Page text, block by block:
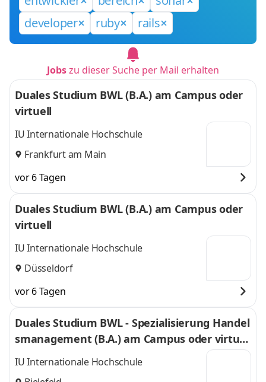
developer
ruby rails
Jobszu dieser Suche per Mail erhalten
Duales Studium BWL (B.A.) am Campus oder
virtuell
IU Internationale Hochschule
Frankfurt am Main
vor 6 Tagen
Duales Studium BWL (B.A.) am Campus oder
virtuell
IU Internationale Hochschule
Düsseldorf
vor 6 Tagen
Duales Studium BWL - Spezialisierung Handel
smanagement (B.A.) am Campus oder virtuel
l
IU Internationale Hochschule